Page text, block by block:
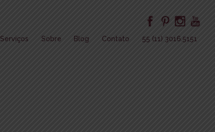
Serviços Sobre Blog Contato 55 (11) 3016.5151